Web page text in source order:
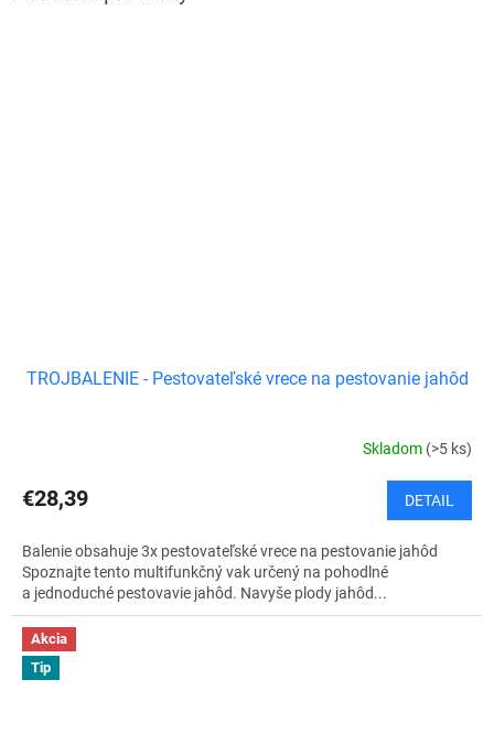
TROJBALENIE - Pestovateľské vrece na pestovanie jahôd
Skladom (>5 ks)
€28,39 DETAIL
Balenie obsahuje 3x pestovateľské vrece na pestovanie jahôd
Spoznajte tento multifunkčný vak určený na pohodlné
a jednoduché pestovavie jahôd. Navyše plody jahôd...
Akcia
Tip